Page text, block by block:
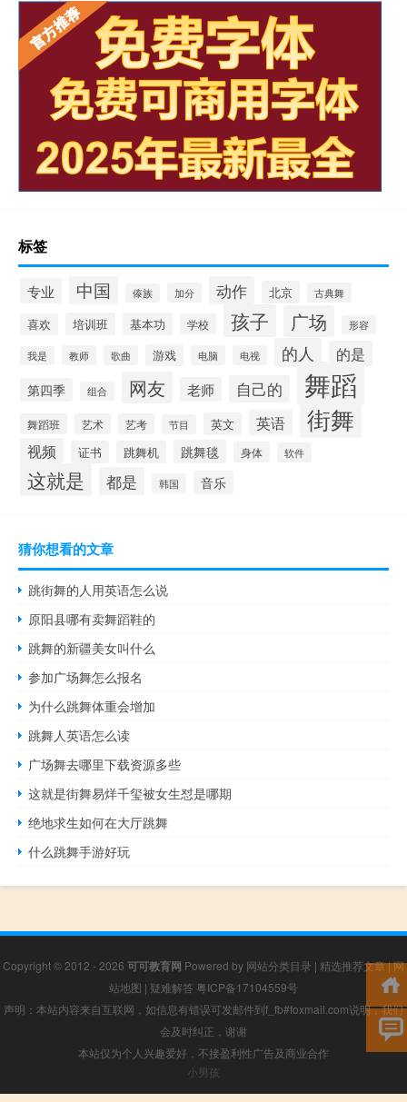
标签
专业 中国 傣族 加分 动作 北京 古典舞
喜欢 培训班 基本功 学校 孩子 广场 形容
我是 教师 歌曲 游戏 电脑 电视 的人 的是
第四季 组合 网友 老师 自己的 舞蹈
舞蹈班 艺术 艺考 节目 英文 英语 街舞
视频 证书 跳舞机 跳舞毯 身体 软件
这就是 都是 韩国 音乐
猜你想看的文章
跳街舞的人用英语怎么说
原阳县哪有卖舞蹈鞋的
跳舞的新疆美女叫什么
参加广场舞怎么报名
为什么跳舞体重会增加
跳舞人英语怎么读
广场舞去哪里下载资源多些
这就是街舞易烊千玺被女生怼是哪期
绝地求生如何在大厅跳舞
什么跳舞手游好玩
Copyright © 2012 - 2026 可可教育网 Powered by 网站分类目录 | 精选推荐文章|网
站地图 | 疑难解答 粤ICP备17104559号
声明：本站内容来自互联网，如信息有错误可发邮件到f_fb#foxmail.com说明，我们
会及时纠正，谢谢
本站仅为个人兴趣爱好，不接盈利性广告及商业合作
小男孩